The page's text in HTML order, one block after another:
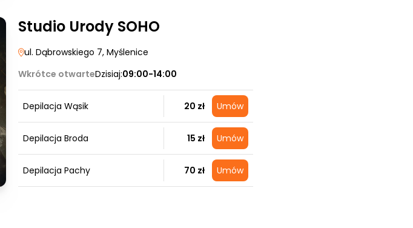
Studio Urody SOHO
ul. Dąbrowskiego 7, Myślenice
Wkrótce otwarteDzisiaj:09:00-14:00
Depilacja Wąsik 20 zł Umów
Depilacja Broda 15 zł Umów
Depilacja Pachy 70 zł Umów